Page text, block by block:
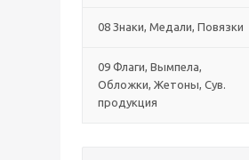
08 Знаки, Медали, Повязки
09 Флаги, Вымпела,
Обложки, Жетоны, Сув.
продукция